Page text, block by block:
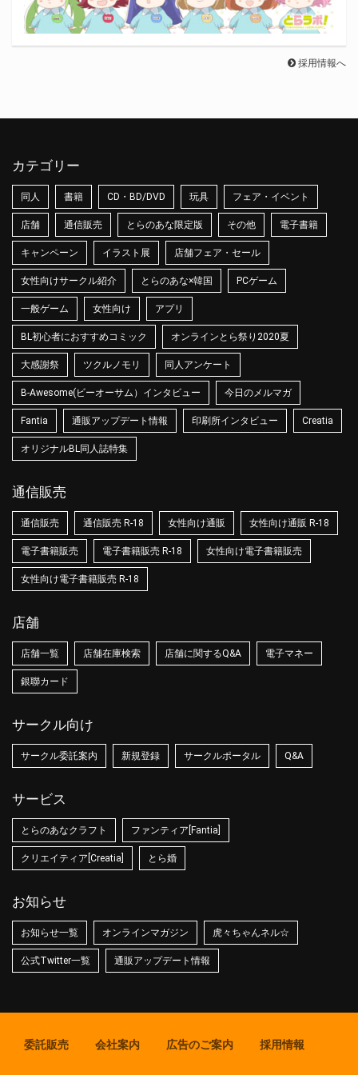
採用情報へ
カテゴリー
同人 書籍 CD・BD/DVD 玩具 フェア・イベント
店舗 通信販売 とらのあな限定版 その他 電子書籍
キャンペーン イラスト展 店舗フェア・セール
女性向けサークル紹介 とらのあな×韓国 PCゲーム
一般ゲーム 女性向け アプリ
BL初心者におすすめコミック オンラインとら祭り2020夏
大感謝祭 ツクルノモリ 同人アンケート
B-Awesome(ビーオーサム）インタビュー 今日のメルマガ
Fantia 通販アップデート情報 印刷所インタビュー Creatia
オリジナルBL同人誌特集
通信販売
通信販売 通信販売 R-18 女性向け通販 女性向け通販 R-18
電子書籍販売 電子書籍販売 R-18 女性向け電子書籍販売
女性向け電子書籍販売 R-18
店舗
店舗一覧 店舗在庫検索 店舗に関するQ&A 電子マネー
銀聯カード
サークル向け
サークル委託案内 新規登録 サークルポータル Q&A
サービス
とらのあなクラフト ファンティア[Fantia]
クリエイティア[Creatia] とら婚
お知らせ
お知らせ一覧 オンラインマガジン 虎々ちゃんネル☆
公式Twitter一覧 通販アップデート情報
委託販売 会社案内 広告のご案内 採用情報